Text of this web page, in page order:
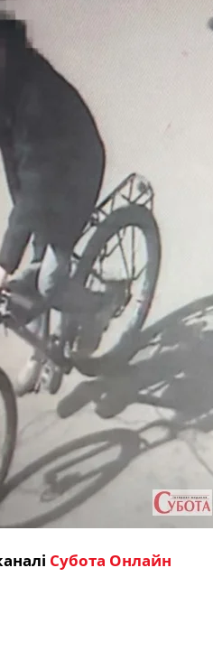
Субота Онлайн